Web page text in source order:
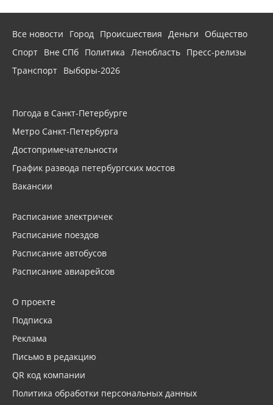
Все новости Город Происшествия Деньги
Общество
Спорт Вне СПб Политика Ленобласть Пресс-релизы
Транспорт Выборы-2026
Погода в Санкт-Петербурге
Метро Санкт-Петербурга
Достопримечательности
График развода петербургских мостов
Вакансии
Расписание электричек
Расписание поездов
Расписание автобусов
Расписание авиарейсов
О проекте
Подписка
Реклама
Письмо в редакцию
QR код компании
Политика обработки персональных данных